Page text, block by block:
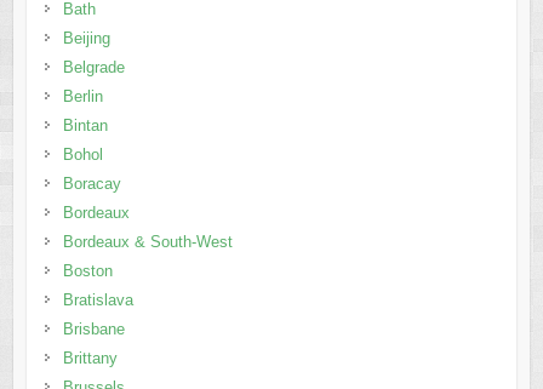
Bath
Beijing
Belgrade
Berlin
Bintan
Bohol
Boracay
Bordeaux
Bordeaux & South-West
Boston
Bratislava
Brisbane
Brittany